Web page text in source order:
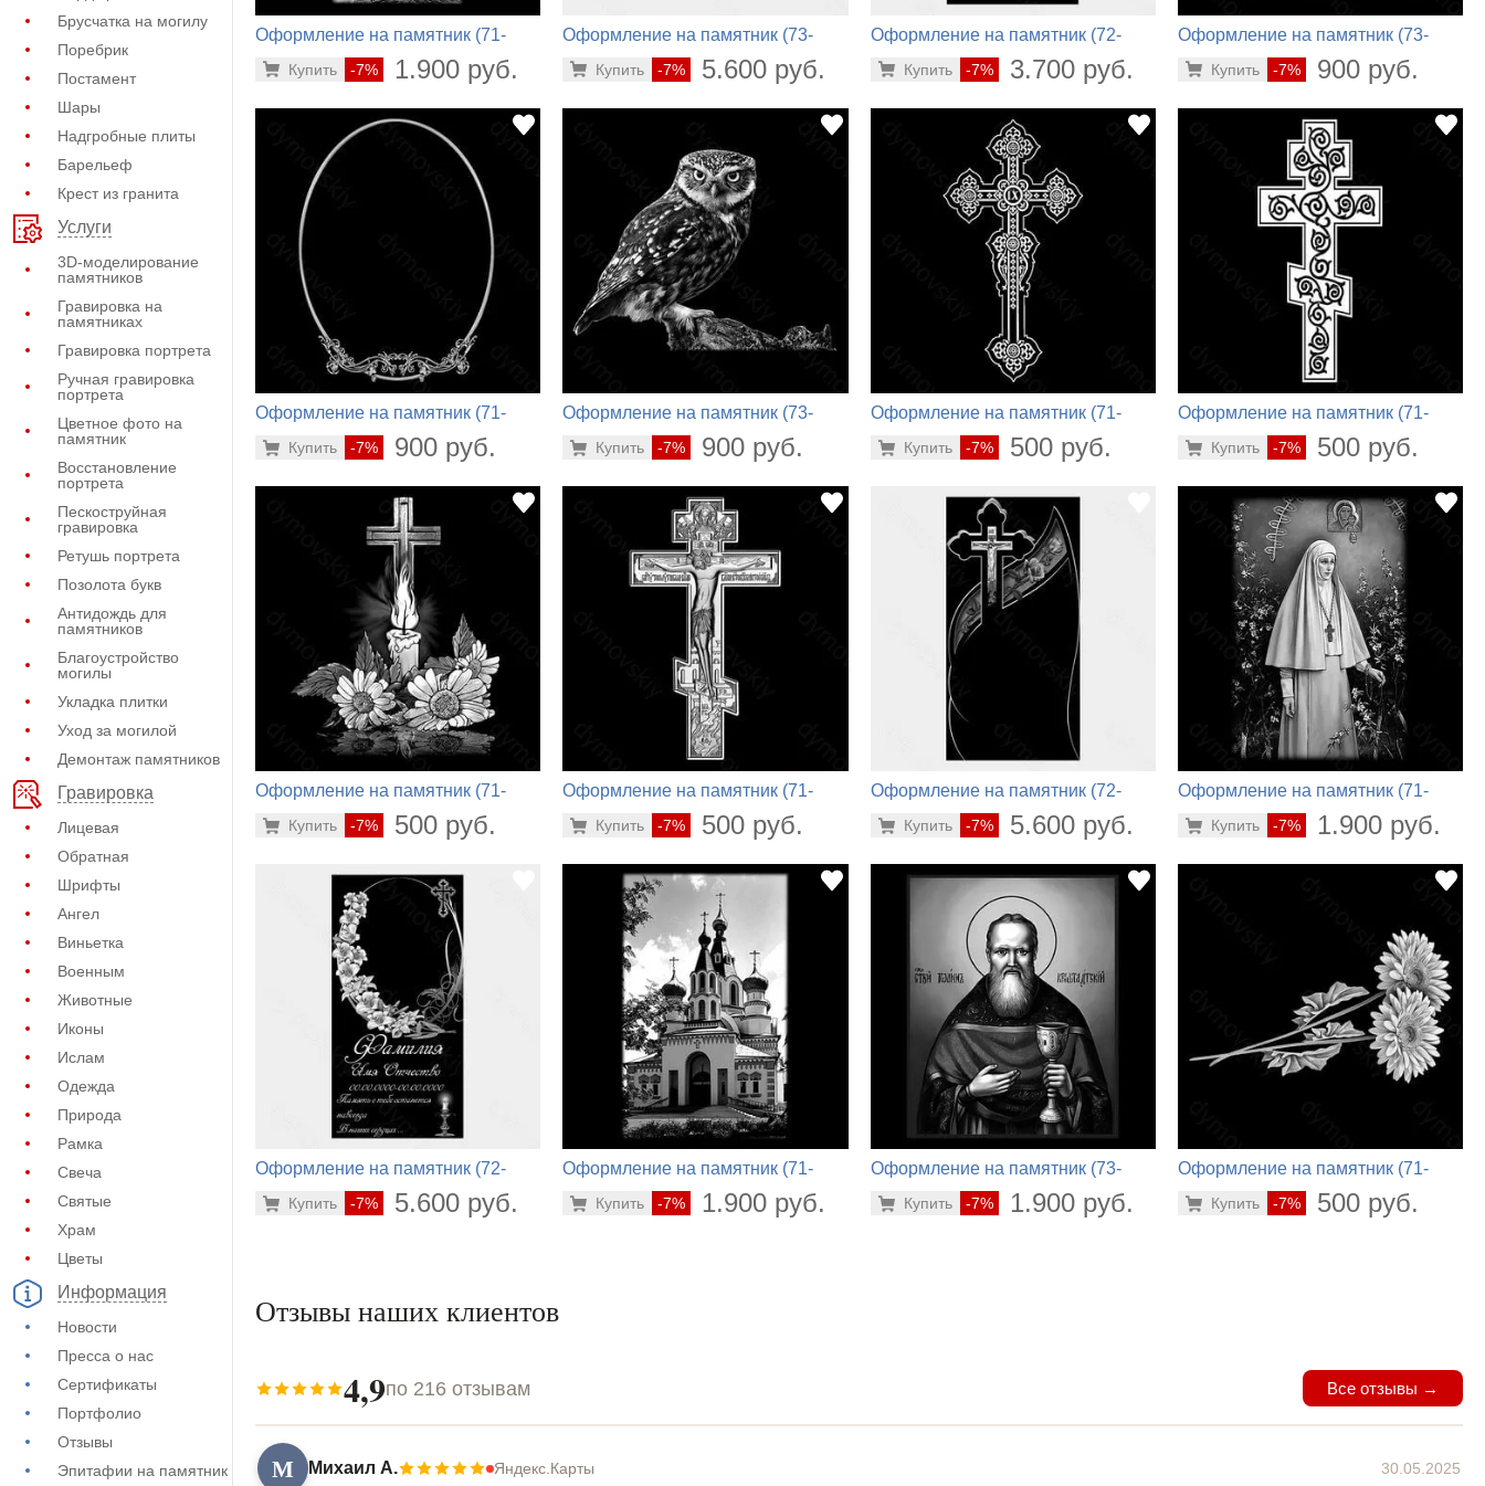
Брусчатка на могилу
Поребрик
Постамент
Шары
Надгробные плиты
Барельеф
Крест из гранита
Услуги
3D-моделирование
памятников
Гравировка на
памятниках
Гравировка портрета
Ручная гравировка
портрета
Цветное фото на
памятник
Восстановление
портрета
Пескоструйная
гравировка
Ретушь портрета
Позолота букв
Антидождь для
памятников
Благоустройство
могилы
Укладка плитки
Уход за могилой
Демонтаж памятников
Гравировка
Лицевая
Обратная
Шрифты
Ангел
Виньетка
Военным
Животные
Иконы
Ислам
Одежда
Природа
Рамка
Свеча
Святые
Храм
Цветы
Информация
Новости
Пресса о нас
Сертификаты
Портфолио
Отзывы
Эпитафии на памятник
Оформление на памятник (71-
-7% 1.900 руб.
Купить
Оформление на памятник (73-
-7% 5.600 руб.
Купить
Оформление на памятник (72-
-7% 3.700 руб.
Купить
Оформление на памятник (73-
-7% 900 руб.
Купить
Оформление на памятник (71-
-7% 900 руб.
Купить
Оформление на памятник (73-
-7% 900 руб.
Купить
Оформление на памятник (71-
-7% 500 руб.
Купить
Оформление на памятник (71-
-7% 500 руб.
Купить
Оформление на памятник (71-
-7% 500 руб.
Купить
Оформление на памятник (71-
-7% 500 руб.
Купить
Оформление на памятник (72-
-7% 5.600 руб.
Купить
Оформление на памятник (71-
-7% 1.900 руб.
Купить
Оформление на памятник (72-
-7% 5.600 руб.
Купить
Оформление на памятник (71-
-7% 1.900 руб.
Купить
Оформление на памятник (73-
-7% 1.900 руб.
Купить
Оформление на памятник (71-
-7% 500 руб.
Купить
Отзывы наших клиентов
4,9по 216 отзывам Все отзывы →
М Михаил А. Яндекс.Карты 30.05.2025